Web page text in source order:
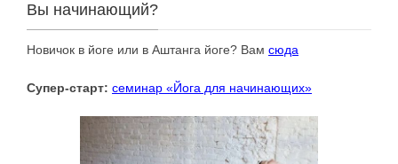
Вы начинающий?
Новичок в йоге или в Аштанга йоге? Вам сюда
Супер-старт: cеминар «Йога для начинающих»